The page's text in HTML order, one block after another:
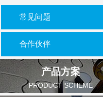
常见问题
合作伙伴
产品方案
PRODUCT SCHEME